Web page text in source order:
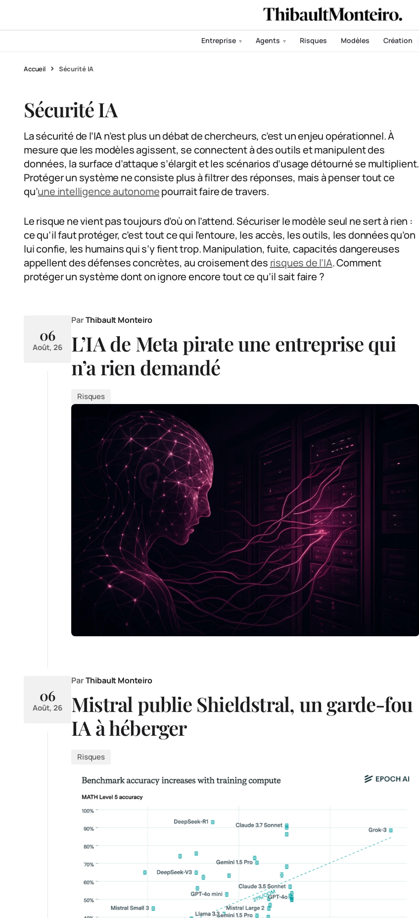
Entreprise ▾ Agents ▾ Risques Modèles Création
Accueil Sécurité IA
Sécurité IA
La sécurité de l’IA n’est plus un débat de chercheurs, c’est un enjeu opérationnel. À
mesure que les modèles agissent, se connectent à des outils et manipulent des
données, la surface d’attaque s’élargit et les scénarios d’usage détourné se multiplient.
Protéger un système ne consiste plus à filtrer des réponses, mais à penser tout ce
qu’une intelligence autonomepourrait faire de travers.
Le risque ne vient pas toujours d’où on l’attend. Sécuriser le modèle seul ne sert à rien :
ce qu’il faut protéger, c’est tout ce qui l’entoure, les accès, les outils, les données qu’on
lui confie, les humains qui s’y fient trop. Manipulation, fuite, capacités dangereuses
appellent des défenses concrètes, au croisement des risques de l’IA. Comment
protéger un système dont on ignore encore tout ce qu’il sait faire ?
06
Août, 26
Par Thibault Monteiro
L’IA de Meta pirate une entreprise qui
n’a rien demandé
Risques
06
Août, 26
Par Thibault Monteiro
Mistral publie Shieldstral, un garde-fou
IA à héberger
Risques